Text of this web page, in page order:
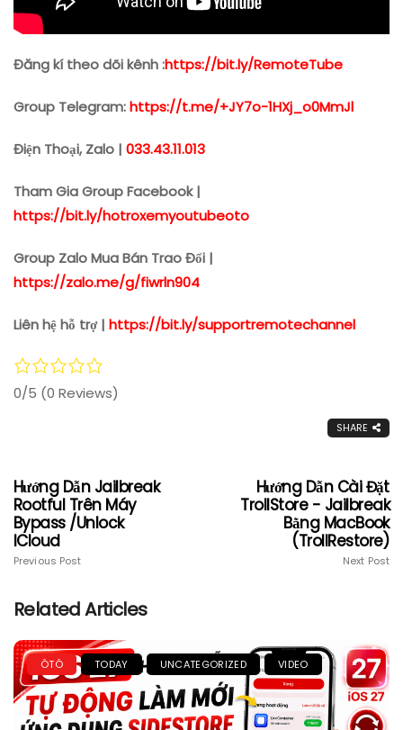
Đăng kí theo dõi kênh :https://bit.ly/RemoteTube
Group Telegram:https://t.me/+JY7o-1HXj_o0MmJl
Điện Thoại, Zalo | 033.43.11.013
Tham Gia Group Facebook |
https://bit.ly/hotroxemyoutubeoto
Group Zalo Mua Bán Trao Đổi |
https://zalo.me/g/fiwrln904
Liên hệ hỗ trợ | https://bit.ly/supportremotechannel
0/5 (0 Reviews)
SHARE
Hướng Dẫn Jailbreak
Rootful Trên Máy
Bypass /Unlock
ICloud
Previous Post
Hướng Dẫn Cài Đặt
TrollStore - Jailbreak
Bằng MacBook
(TrollRestore)
Next Post
Related Articles
ÔTÔ TODAY UNCATEGORIZED VIDEO